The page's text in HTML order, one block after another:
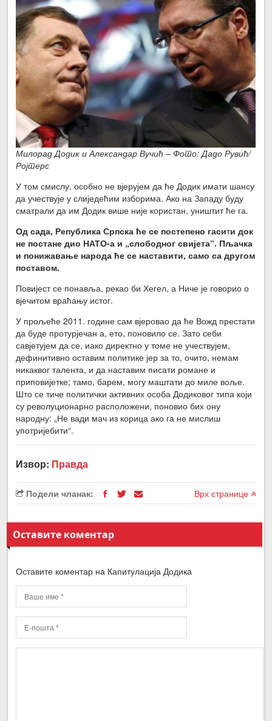
Милорад Додик и Александар Вучић – Фото: Дадо Рувић/
Ројтерс
У том смислу, особно не вјерујем да ће Додик имати шансу
да учествује у слиједећим изборима. Ако на Западу буду
сматрали да им Додик више није користан, уништит ће га.
Од сада, Република Српска ће се постепено гасити док
не постане дио НАТО-а и „слободног свијета“. Пљачка
и понижавање народа ће се наставити, само са другом
поставом.
Повијест се понавља, рекао би Хегел, а Ниче је говорио о
вјечитом враћању истог.
У прољеће 2011. године сам вјеровао да ће Вожд престати
да буде протурјечан а, ето, поновило се. Зато себи
савјетујем да се, иако директно у томе не учествујем,
дефинитивно оставим политике јер за то, очито, немам
никаквог талента, и да наставим писати романе и
приповијетке; тамо, барем, могу маштати до миле воље.
Што се тиче политички активних особа Додиковог типа који
су револуционарно расположени, поновио бих ону
народну: „Не вади мач из корица ако га не мислиш
употријебити“.
Извор: Правда
Подели чланак: Врх странице
Оставите коментар
Оставите коментар на Капитулација Додика